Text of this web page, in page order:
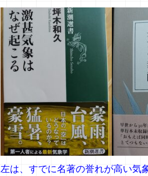
左は、すでに名著の誉れが高い気